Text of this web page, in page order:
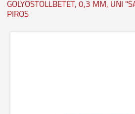
GOLYÓSTOLLBETÉT, 0,3 MM, UNI
PIROS